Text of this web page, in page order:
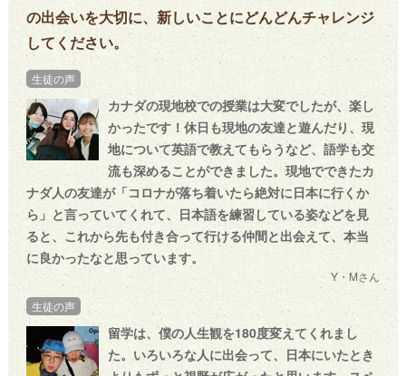
の出会いを大切に、新しいことにどんどんチャレンジ
してください。
生徒の声
カナダの現地校での授業は大変でしたが、楽し
かったです！休日も現地の友達と遊んだり、現
地について英語で教えてもらうなど、語学も交
流も深めることができました。現地でできたカ
ナダ人の友達が「コロナが落ち着いたら絶対に日本に行くか
ら」と言っていてくれて、日本語を練習している姿などを見
ると、これから先も付き合って行ける仲間と出会えて、本当
に良かったなと思っています。
Y・Mさん
生徒の声
留学は、僕の人生観を180度変えてくれまし
た。いろいろな人に出会って、日本にいたとき